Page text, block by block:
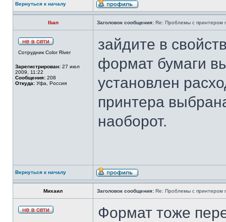
Вернуться к началу
Iban Заголовок сообщения: Re: Проблемы с принтером
Сотрудник Color River
Зарегистрирован: 27 июл
2009, 11:22
Сообщения: 208
Откуда: Уфа, Россия
зайдите в
формат бумаги
установлен
принтера
наоборот.
Вернуться к началу
Михаил Заголовок сообщения: Re: Проблемы с принтером
Формат тоже